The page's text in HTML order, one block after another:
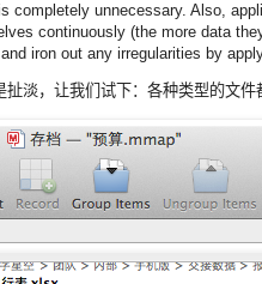
completely unnecessary. Also,
continuously (the more data
iron out any irregularities by
淡，让我们试下：各种类型的文件